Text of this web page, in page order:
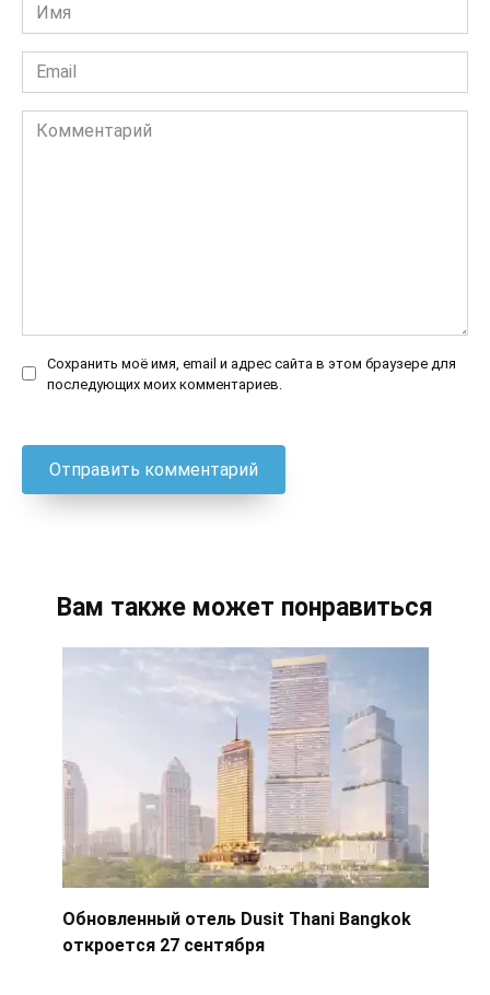
*
Email
*
Комментарий
Сохранить моё имя, email и адрес сайта в этом браузере для
последующих моих комментариев.
Вам также может понравиться
Обновленный отель Dusit Thani Bangkok
откроется 27 сентября